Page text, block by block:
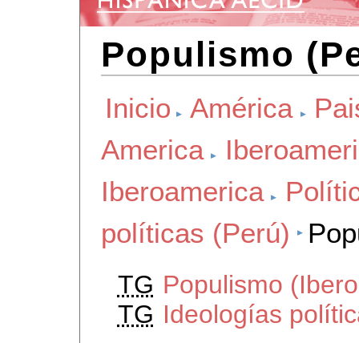
Populismo
Inicio América
America
Iberoamerica
políticas (Perú)
TG Populismo
TG Ideologías